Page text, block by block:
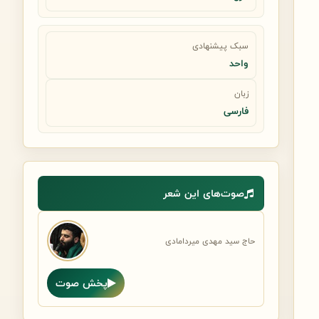
سبک پیشنهادی
واحد
زبان
فارسی
صوت‌های این شعر
حاج سید مهدی میردامادی
پخش صوت